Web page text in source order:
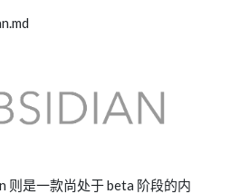
则是一款尚处于 beta 阶段的内